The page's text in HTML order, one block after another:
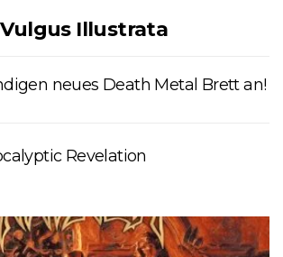
Vulgus Illustrata
neues Death Metal Brett an!
Revelation